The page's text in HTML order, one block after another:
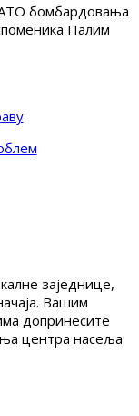
бомбардовања
Палим
заједнице,
Вашим
допринесите
центра насеља